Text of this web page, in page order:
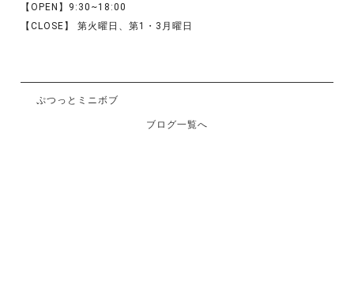
【OPEN】9:30~18:00
【CLOSE】 第火曜日、第1・3月曜日
ぷつっとミニボブ
ブログ一覧へ